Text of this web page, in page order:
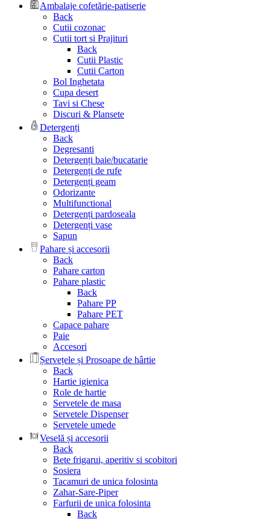
Ambalaje cofetărie-patiserie
Back
Cutii cozonac
Cutii tort si Prajituri
Back
Cutii Plastic
Cutii Carton
Bol Inghetata
Cupa desert
Tavi si Chese
Discuri & Plansete
Detergenți
Back
Degresanti
Detergenți baie/bucatarie
Detergenți de rufe
Detergenți geam
Odorizante
Multifunctional
Detergenți pardoseala
Detergenți vase
Sapun
Pahare și accesorii
Back
Pahare carton
Pahare plastic
Back
Pahare PP
Pahare PET
Capace pahare
Paie
Accesori
Șervețele și Prosoape de hârtie
Back
Hartie igienica
Role de hartie
Servetele de masa
Servetele Dispenser
Servetele umede
Veselă și accesorii
Back
Bete frigarui, aperitiv si scobitori
Sosiera
Tacamuri de unica folosinta
Zahar-Sare-Piper
Farfurii de unica folosinta
Back